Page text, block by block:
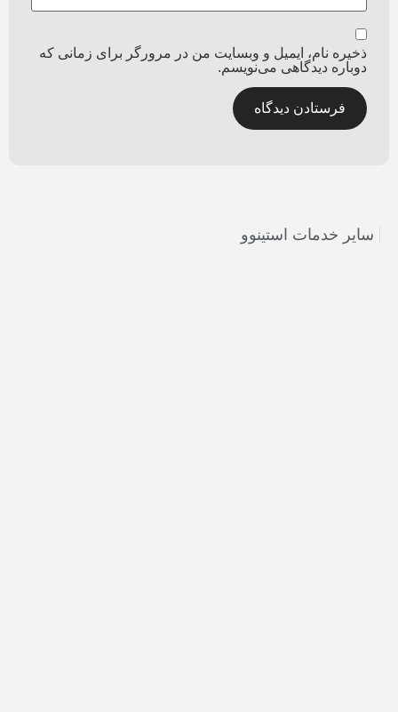
ذخیره نام، ایمیل و وبسایت من در مرورگر برای زمانی که
دوباره دیدگاهی می‌نویسم.
سایر خدمات استینوو